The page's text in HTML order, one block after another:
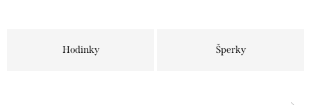
Hodinky Šperky